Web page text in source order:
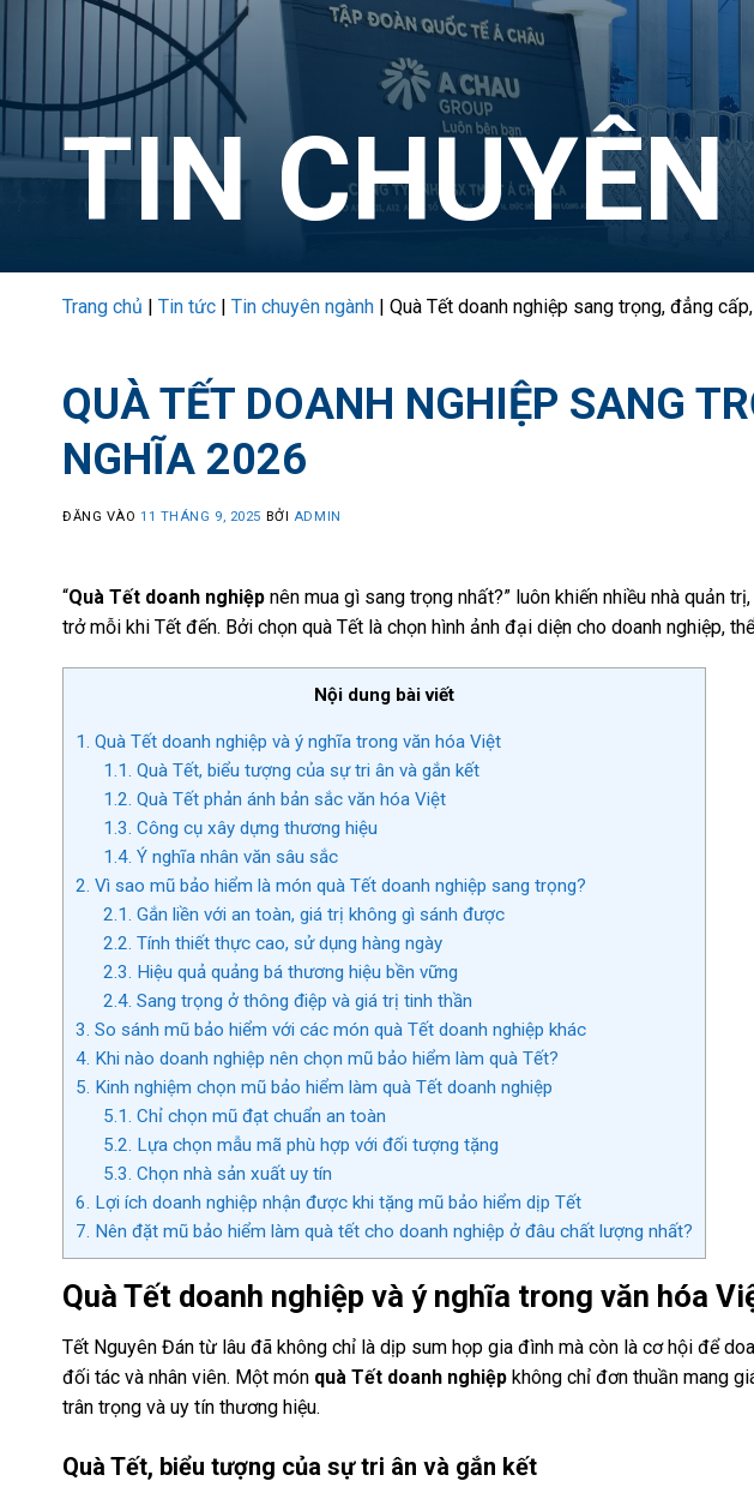
TIN
Trang chủ | Tin tức | Tin chuyên ngành | Quà Tết doanh nghiệp sang trọng, đẳng
QUÀ TẾT DOANH NGHIỆP SANG
NGHĨA 2026
ĐĂNG VÀO11 THÁNG 9, 2025 BỞI ADMIN
“Quà Tết doanh nghiệp nên mua gì sang trọng nhất?” luôn khiến nhiều nhà quản
trở mỗi khi Tết đến. Bởi chọn quà Tết là chọn hình ảnh đại diện cho doanh nghiệp,
Nội dung bài viết
1. Quà Tết doanh nghiệp và ý nghĩa trong văn hóa Việt
1.1. Quà Tết, biểu tượng của sự tri ân và gắn kết
1.2. Quà Tết phản ánh bản sắc văn hóa Việt
1.3. Công cụ xây dựng thương hiệu
1.4. Ý nghĩa nhân văn sâu sắc
2. Vì sao mũ bảo hiểm là món quà Tết doanh nghiệp sang trọng?
2.1. Gắn liền với an toàn, giá trị không gì sánh được
2.2. Tính thiết thực cao, sử dụng hàng ngày
2.3. Hiệu quả quảng bá thương hiệu bền vững
2.4. Sang trọng ở thông điệp và giá trị tinh thần
3. So sánh mũ bảo hiểm với các món quà Tết doanh nghiệp khác
4. Khi nào doanh nghiệp nên chọn mũ bảo hiểm làm quà Tết?
5. Kinh nghiệm chọn mũ bảo hiểm làm quà Tết doanh nghiệp
5.1. Chỉ chọn mũ đạt chuẩn an toàn
5.2. Lựa chọn mẫu mã phù hợp với đối tượng tặng
5.3. Chọn nhà sản xuất uy tín
6. Lợi ích doanh nghiệp nhận được khi tặng mũ bảo hiểm dịp Tết
7. Nên đặt mũ bảo hiểm làm quà tết cho doanh nghiệp ở đâu chất lượng nhất?
Quà Tết doanh nghiệp và ý nghĩa trong văn hóa
Tết Nguyên Đán từ lâu đã không chỉ là dịp sum họp gia đình mà còn là cơ hội để
đối tác và nhân viên. Một món quà Tết doanh nghiệp không chỉ đơn thuần mang
trân trọng và uy tín thương hiệu.
Quà Tết, biểu tượng của sự tri ân và gắn kết